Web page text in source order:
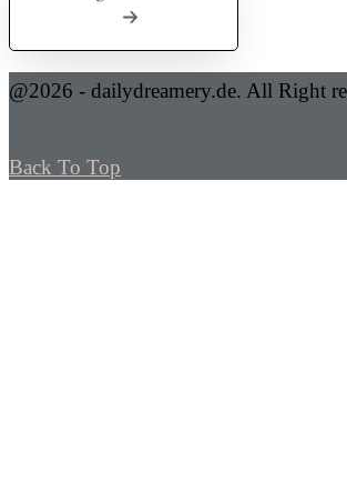
@2026 - dailydreamery.de. All Right
Back To Top